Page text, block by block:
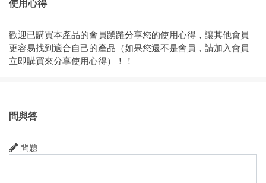
使用心得
歡迎已購買本產品的會員踴躍分享您的使用心得，讓其他會員
更容易找到適合自己的產品（如果您還不是會員，請加入會員
立即購買來分享使用心得）！！
問與答
問題